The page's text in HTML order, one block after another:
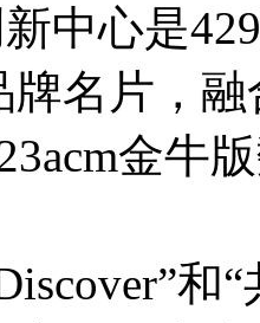
中心是
名片，
金
和“